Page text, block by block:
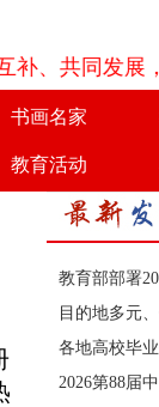
同发展，人
书画名家
教育活动
教育部部署
目的地多元
各地高校毕
2026第88届